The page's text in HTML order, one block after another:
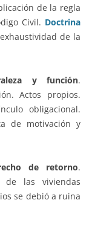
de la regla
Civil. Doctrina
de la
y función.
Actos propios.
obligacional.
de motivación y
de retorno.
de las viviendas
se debió a ruina